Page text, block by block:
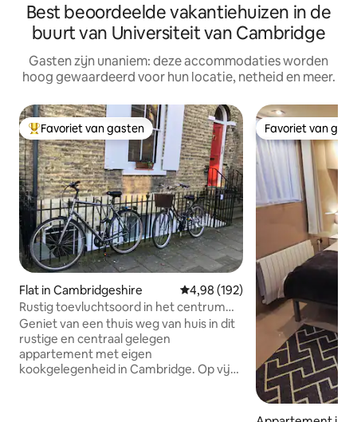
Best beoordeelde vakantiehuizen in de
buurt van Universiteit van Cambridge
Gasten zijn unaniem: deze accommodaties worden
hoog gewaardeerd voor hun locatie, netheid en meer.
Topfavoriet van gasten
Favoriet van gasten
Flat in Cambridgeshire Gemiddelde beoordeling van
4,98 (192)
Rustig toevluchtsoord in het centrum
van Cambridge
Geniet van een thuis weg van huis in dit
rustige en centraal gelegen
appartement met eigen
kookgelegenheid in Cambridge. Op vijf
Favoriet van
Favoriet van